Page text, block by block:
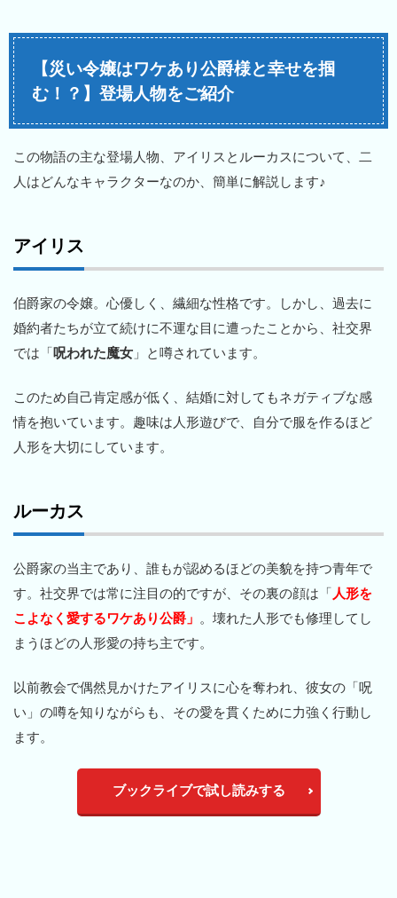
【災い令嬢はワケあり公爵様と幸せを掴
む！？】登場人物をご紹介
この物語の主な登場人物、アイリスとルーカスについて、二
人はどんなキャラクターなのか、簡単に解説します♪
アイリス
伯爵家の令嬢。心優しく、繊細な性格です。しかし、過去に
婚約者たちが立て続けに不運な目に遭ったことから、社交界
では「呪われた魔女 」と噂されています。
このため自己肯定感が低く、結婚に対してもネガティブな感
情を抱いています。趣味は人形遊びで、自分で服を作るほど
人形を大切にしています。
ルーカス
公爵家の当主であり、誰もが認めるほどの美貌を持つ青年で
す。社交界では常に注目の的ですが、その裏の顔は「 人形を
こよなく愛するワケあり公爵」
。壊れた人形でも修理してし
まうほどの人形愛の持ち主です。
以前教会で偶然見かけたアイリスに心を奪われ、彼女の「呪
い」の噂を知りながらも、その愛を貫くために力強く行動し
ます。
ブックライブで試し読みする